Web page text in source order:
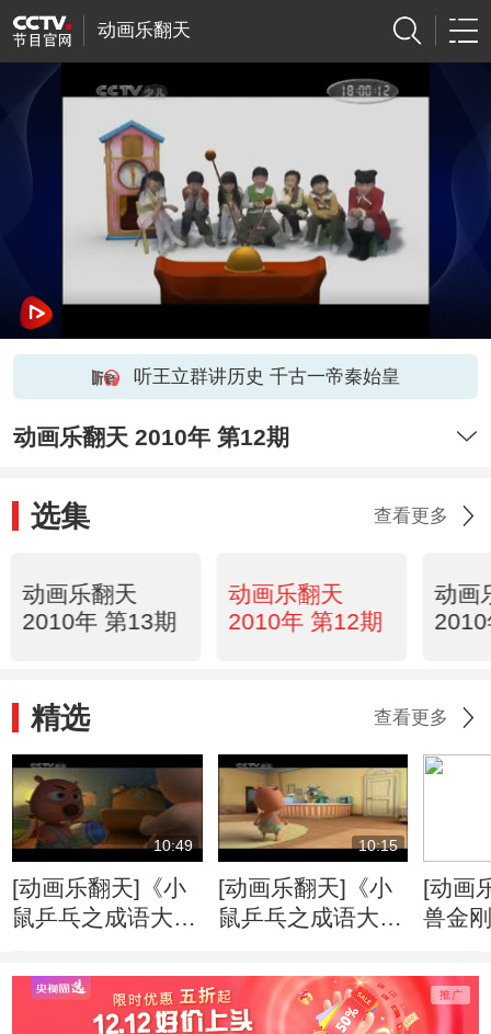
动画乐翻天
听王立群讲历史 千古一帝秦始皇
动画乐翻天 2010年 第12期
选集 查看更多
动画乐翻天
2010年 第13期
动画乐翻天
2010年 第12期
动画
精选 查看更多
10:49
[动画乐翻天]《小
鼠乒乓之成语大
不悟
10:15
[动画乐翻天]《小
鼠乒乓之成语大
花明
[动画
兽金